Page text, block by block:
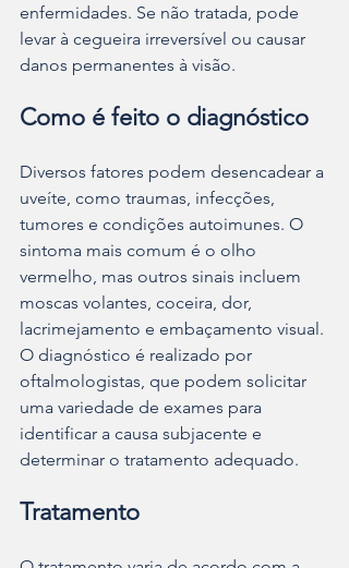
enfermidades. Se não tratada, pode
levar à cegueira irreversível ou causar
danos permanentes à visão.
Como é feito o diagnóstico
Diversos fatores podem desencadear a
uveíte, como traumas, infecções,
tumores e condições autoimunes. O
sintoma mais comum é o olho
vermelho, mas outros sinais incluem
moscas volantes, coceira, dor,
lacrimejamento e embaçamento visual.
O diagnóstico é realizado por
oftalmologistas, que podem solicitar
uma variedade de exames para
identificar a causa subjacente e
determinar o tratamento adequado.
Tratamento